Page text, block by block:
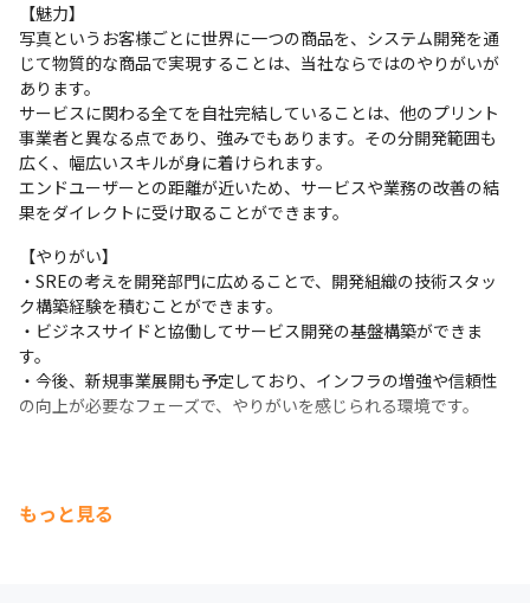
【魅力】
写真というお客様ごとに世界に一つの商品を、システム開発を通
じて物質的な商品で実現することは、当社ならではのやりがいが
あります。
サービスに関わる全てを自社完結していることは、他のプリント
事業者と異なる点であり、強みでもあります。その分開発範囲も
広く、幅広いスキルが身に着けられます。
エンドユーザーとの距離が近いため、サービスや業務の改善の結
果をダイレクトに受け取ることができます。
【やりがい】
・SREの考えを開発部門に広めることで、開発組織の技術スタッ
ク構築経験を積むことができます。
・ビジネスサイドと協働してサービス開発の基盤構築ができま
す。
・今後、新規事業展開も予定しており、インフラの増強や信頼性
の向上が必要なフェーズで、やりがいを感じられる環境です。
もっと見る